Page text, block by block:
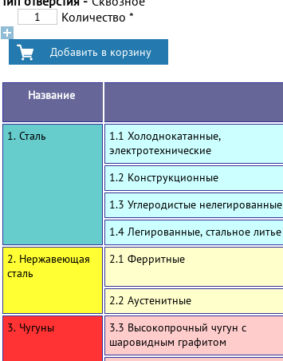
Количество *
Название
1. Сталь
1.1 Холоднокатанные,
электротехнические
1.2 Конструкционные
1.3 Углеродистые нелегированные
1.4 Легированные, стальное литье
2. Нержавеющая
сталь
2.1 Ферритные
2.2 Аустенитные
3. Чугуны
3.3 Высокопрочный чугун с
шаровидным графитом